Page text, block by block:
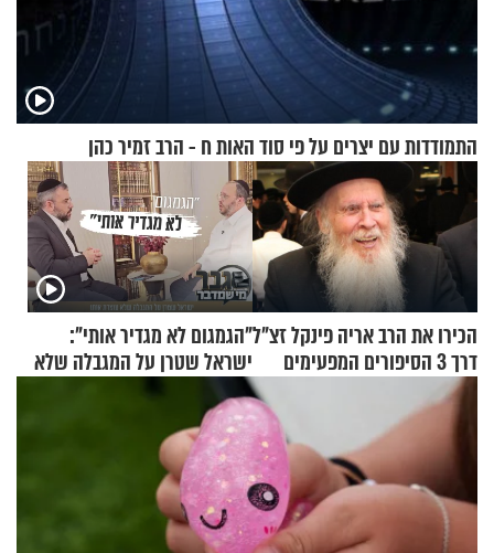
התמודדות עם יצרים על פי סוד האות ח - הרב זמיר כהן
הכירו את הרב אריה פינקל זצ"ל
דרך 3 הסיפורים המפעימים
האלה
"הגמגום לא מגדיר אותי":
ישראל שטרן על המגבלה שלא
עוצרת אותו